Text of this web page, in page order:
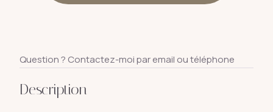
Question ? Contactez-moi par email ou téléphone
Description